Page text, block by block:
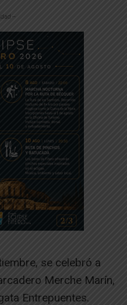
--
se celebró a
Merche Marín,
Entrepuentes.